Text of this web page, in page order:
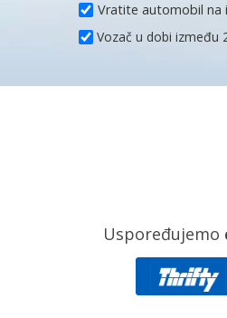
Vratite automobil na
Vozač u dobi između
Uspoređujemo